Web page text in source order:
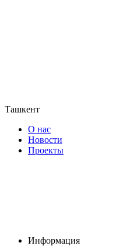
Ташкент
О нас
Новости
Проекты
Информация